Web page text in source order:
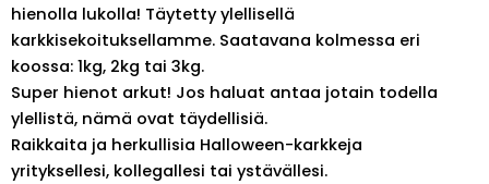
hienolla lukolla! Täytetty ylellisellä
karkkisekoituksellamme. Saatavana kolmessa eri
koossa: 1kg, 2kg tai 3kg.
Super hienot arkut! Jos haluat antaa jotain todella
ylellistä, nämä ovat täydellisiä.
Raikkaita ja herkullisia Halloween-karkkeja
yrityksellesi, kollegallesi tai ystävällesi.